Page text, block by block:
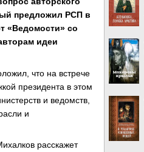
предложил РСП в
«Ведомости» со
идеи
что на встрече
президента в этом
и ведомств,
и
расскажет